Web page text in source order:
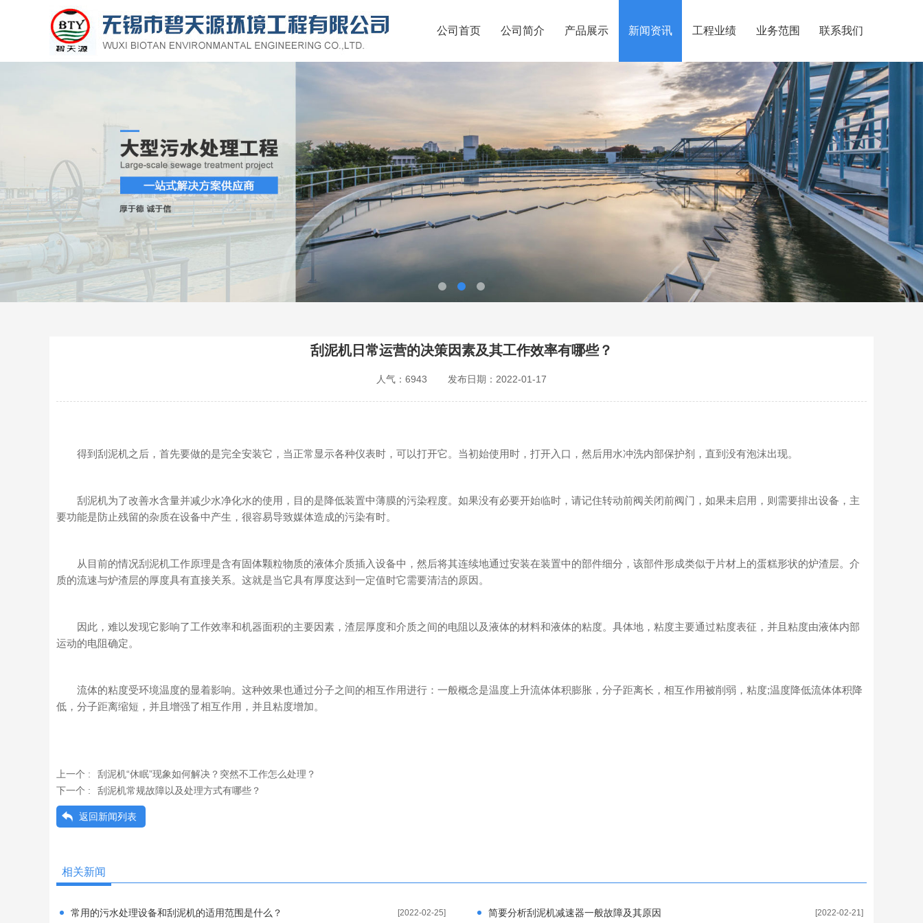
公司首页 公司简介 产品展示 新闻资讯 工程业绩 业务范围 联系我们
刮泥机日常运营的决策因素及其工作效率有哪些？
人气：6943 发布日期：2022-01-17
得到刮泥机之后，首先要做的是完全安装它，当正常显示各种仪表时，可以打开它。当初始使用时，打开入口，然后用水冲洗内部保护剂，直到没有泡沫出现。
刮泥机为了改善水含量并减少水净化水的使用，目的是降低装置中薄膜的污染程度。如果没有必要开始临时，请记住转动前阀关闭前阀门，如果未启用，则需要排出设备，主
要功能是防止残留的杂质在设备中产生，很容易导致媒体造成的污染有时。
从目前的情况刮泥机工作原理是含有固体颗粒物质的液体介质插入设备中，然后将其连续地通过安装在装置中的部件细分，该部件形成类似于片材上的蛋糕形状的炉渣层。介
质的流速与炉渣层的厚度具有直接关系。这就是当它具有厚度达到一定值时它需要清洁的原因。
因此，难以发现它影响了工作效率和机器面积的主要因素，渣层厚度和介质之间的电阻以及液体的材料和液体的粘度。具体地，粘度主要通过粘度表征，并且粘度由液体内部
运动的电阻确定。
流体的粘度受环境温度的显着影响。这种效果也通过分子之间的相互作用进行：一般概念是温度上升流体体积膨胀，分子距离长，相互作用被削弱，粘度;温度降低流体体积降
低，分子距离缩短，并且增强了相互作用，并且粘度增加。
上一个 :
刮泥机“休眠”现象如何解决？突然不工作怎么处理？
下一个 :
刮泥机常规故障以及处理方式有哪些？
返回新闻列表
相关新闻
常用的污水处理设备和刮泥机的适用范围是什么？ [2022-02-25] 简要分析刮泥机减速器一般故障及其原因 [2022-02-21]